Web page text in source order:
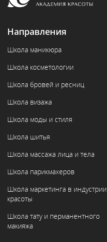
Направления
Школа маникюра
Школа косметологии
Школа бровей и ресниц
Школа визажа
Школа моды и стиля
Школа шитья
Школа массажа лица и тела
Школа парикмахеров
Школа маркетинга в индустрии
красоты
Школа тату и перманентного
макияжа